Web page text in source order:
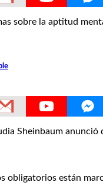
sobre la aptitud
Sheinbaum
obligatorios están